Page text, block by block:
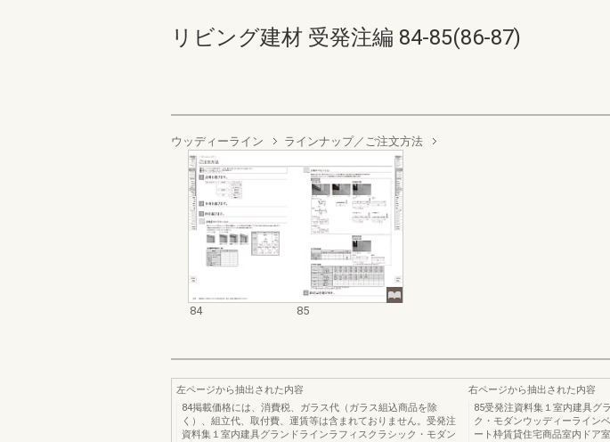
リビング建材 受発注編 84-85(86-87)
ウッディーライン ラインナップ／ご注文方法
84 85
左ページから抽出された内容
84掲載価格には、消費税、ガラス代（ガラス組込商品を除
く）、組立代、取付費、運賃等は含まれておりません。受発注
資料集１室内建具グランドラインラフィスクラシック・モダン
右ページから抽出された内容
85受発注資料集１室内建具グ
ク・モダンウッディーライン
ート枠賃貸住宅商品室内ドア